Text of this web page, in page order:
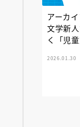
アーカ
文学新
く「児
2026.01.30